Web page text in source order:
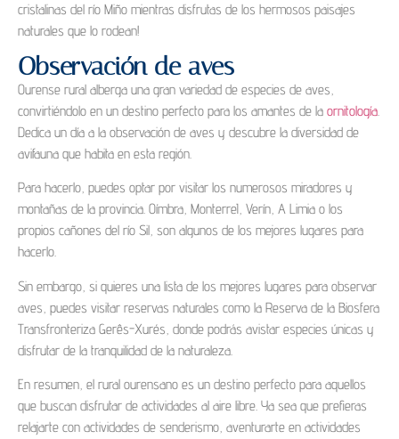
cristalinas del río Miño mientras disfrutas de los hermosos paisajes
naturales que lo rodean!
Observación de aves
Ourense rural alberga una gran variedad de especies de aves,
convirtiéndolo en un destino perfecto para los amantes de la ornitología.
Dedica un día a la observación de aves y descubre la diversidad de
avifauna que habita en esta región.
Para hacerlo, puedes optar por visitar los numerosos miradores y
montañas de la provincia. Oímbra, MonterreI, Verín, A Limia o los
propios cañones del río Sil, son algunos de los mejores lugares para
hacerlo.
Sin embargo, si quieres una lista de los mejores lugares para observar
aves, puedes visitar reservas naturales como la Reserva de la Biosfera
Transfronteriza Gerês-Xurés, donde podrás avistar especies únicas y
disfrutar de la tranquilidad de la naturaleza.
En resumen, el rural ourensano es un destino perfecto para aquellos
que buscan disfrutar de actividades al aire libre. Ya sea que prefieras
relajarte con actividades de senderismo, aventurarte en actividades